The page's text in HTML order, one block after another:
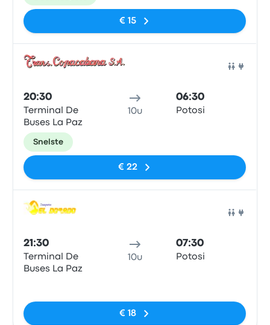
€ 15
20:30
Terminal De
Buses La Paz
10u
06:30
Potosi
Snelste
€ 22
21:30
Terminal De
Buses La Paz
10u
07:30
Potosi
€ 18